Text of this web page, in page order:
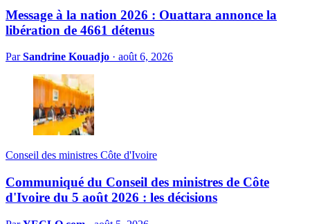
Message à la nation 2026 : Ouattara annonce la
libération de 4661 détenus
ParSandrine Kouadjo · août 6, 2026
Conseil des ministres Côte d'Ivoire
Communiqué du Conseil des ministres de Côte
d'Ivoire du 5 août 2026 : les décisions